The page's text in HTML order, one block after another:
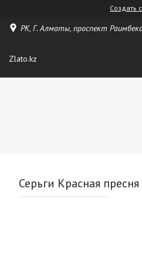
Создать
РК, Г. Алматы, проспект
Zlato.kz
Серьги Красная